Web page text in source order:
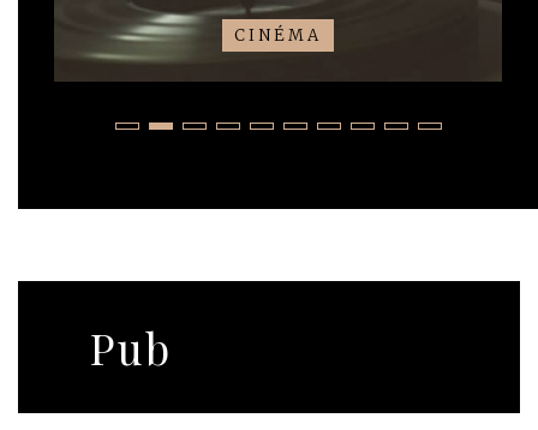
CINÉMA
Pub